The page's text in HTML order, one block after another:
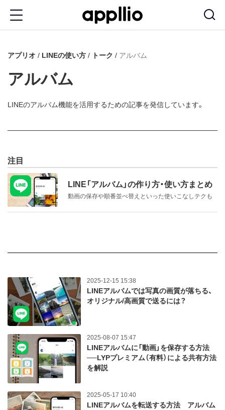
動
アプリオ LINEの使い方 トーク アルバム
アルバム
LINEのアルバム機能を活用するための記事を発信しています。
注目
LINE「アルバム」の作り方・使い方まとめ
動画の保存や順番並べ替えといった使いこなしテクも
2025-12-15 15:38
LINEアルバムでは写真の画質が落ちる、
オリジナル/高画質で送るには？
2025-08-07 15:47
LINEアルバムに「動画」を保存する方法
──LYPプレミアム（有料）による共有方法
を解説
2025-05-17 10:40
LINEアルバムを転送する方法 アルバム